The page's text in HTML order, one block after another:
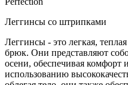
Леггинсы со штрипками
Леггинсы - это легкая,
брюк. Они представляют
осени, обеспечивая комфорт
использованию